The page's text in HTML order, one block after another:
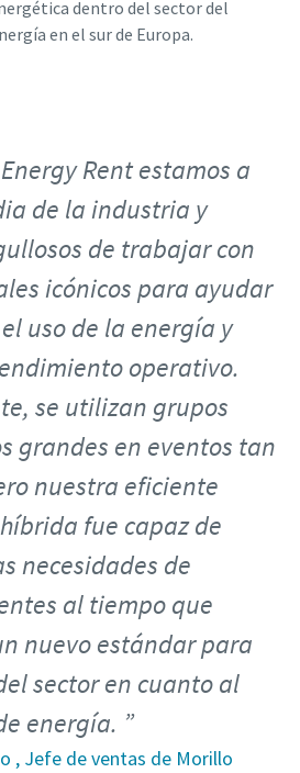
dentro del sector del
en el sur de Europa.
Rent estamos a
de la industria y
de trabajar con
icónicos para ayudar
uso de la energía y
operativo.
se utilizan grupos
grandes en eventos tan
nuestra eficiente
fue capaz de
necesidades de
al tiempo que
nuevo estándar para
sector en cuanto al
energía.
, Jefe de ventas de Morillo